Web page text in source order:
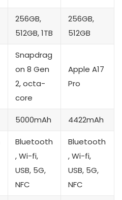
256GB,
512GB, 1TB
256GB,
512GB
Snapdrag
on 8 Gen
2, octa-
core
Apple A17
Pro
5000mAh 4422mAh
Bluetooth
, Wi-fi,
USB, 5G,
NFC
Bluetooth
, Wi-fi,
USB, 5G,
NFC